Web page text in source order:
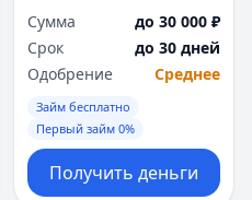
Тюмень
У
Ульяновск
Уфа
Х
Хабаровск
Тюмень
У
Ульяновск
Уфа
Х
Хабаровск
Сумма
до 30 000 ₽
Срок
до 30 дней
Одобрение
Среднее
Займ бесплатно
Первый займ 0%
Получить деньги